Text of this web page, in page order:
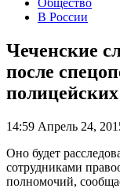
Общество
В России
Чеченские
после
полицейских
14:59 Апрель 24,
Оно будет
сотрудниками
полномочий,